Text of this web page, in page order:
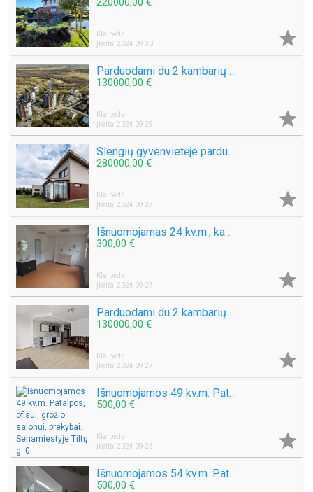
Klaipėda
Įkelta: 2024 09 30

Parduodami du 2 kambarių butai Panevėžio g. 25b Klaipėda 49 kv.m.
130000,00 €
Klaipėda
Įkelta: 2024 09 29

Slengių gyvenvietėje parduodamas 136 kv.m. Dviejų aukštų namas su 6 arų sklypu
280000,00 €
Klaipėda
Įkelta: 2024 09 27

Išnuomojamas 24 kv.m., kabinetas grožio salone I. Kanto g.
300,00 €
Klaipėda
Įkelta: 2024 09 27

Parduodami du 2 kambarių butai Panevėžio g. 25b Klaipėda 49 kv.m.
130000,00 €
Klaipėda
Įkelta: 2024 09 27

Išnuomojamos 49 kv.m. Patalpos, ofisui, grožio salonui, prekybai. Senamiestyje Tiltų g.
500,00 €
Klaipėda
Įkelta: 2024 09 25

Išnuomojamos 54 kv.m. Patalpos, ofisui, grožio salonui. Senamiestyje Tiltų g
500,00 €